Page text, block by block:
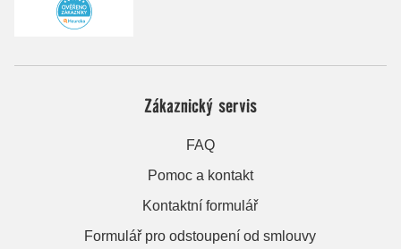
Zákaznický servis
FAQ
Pomoc a kontakt
Kontaktní formulář
Formulář pro odstoupení od smlouvy